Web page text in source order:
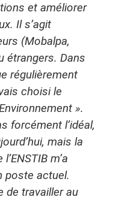
et améliorer
Il s’agit
(Mobalpa,
étrangers. Dans
régulièrement
choisi le
».
forcément l’idéal,
mais la
m’a
poste actuel.
de travailler au